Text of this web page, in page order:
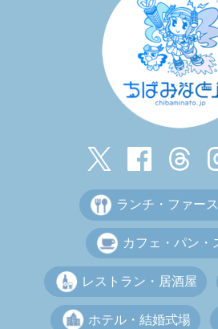
ランチ・ファー
カフェ・パン・
レストラン・居酒屋
ホテル・結婚式場